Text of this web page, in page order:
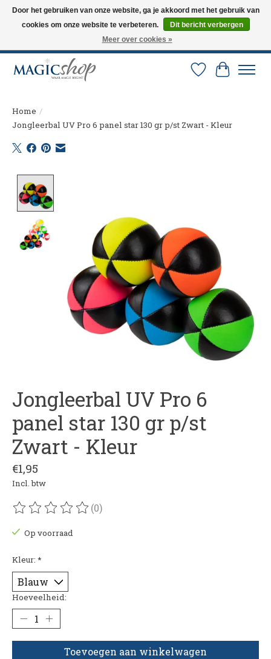
Altijd de nieuwste trucs op voorraad. Snelle verzending via PostNL en DHL.
Langskomen in onze winkel? Bel of mail om een afspraak te maken. 0251-
Verlanglijst
Home /
Jongleerbal UV Pro 6 panel star 130 gr p/st Zwart - Kleur
Jongleerbal UV Pro 6
panel star 130 gr p/st
Zwart - Kleur
€1,95
Incl. btw
De beoordeling van dit product is
(0)
Op voorraad
Kleur: *
Hoeveelheid:
Toevoegen aan winkelwagen
Door het gebruiken van onze website, ga je akkoord met het gebruik van
cookies om onze website te verbeteren.
Dit bericht verbergen
Meer over cookies »